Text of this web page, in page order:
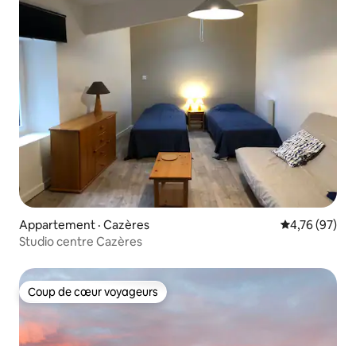
Appartement · Cazères Note
4,76 (97)
Studio centre Cazères
Coup de cœur voyageurs
Coup de cœur voyageurs